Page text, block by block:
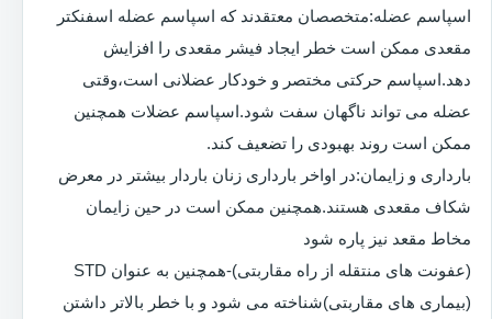
اسپاسم عضله:متخصصان معتقدند که اسپاسم عضله اسفنکتر
مقعدی ممکن است خطر ایجاد فیشر مقعدی را افزایش
دهد.اسپاسم حرکتی مختصر و خودکار عضلانی است،وقتی
عضله می تواند ناگهان سفت شود.اسپاسم عضلات همچنین
ممکن است روند بهبودی را تضعیف کند.
بارداری و زایمان:در اواخر بارداری زنان باردار بیشتر در معرض
شکاف مقعدی هستند.همچنین ممکن است در حین زایمان
مخاط مقعد نیز پاره شود
(عفونت های منتقله از راه مقاربتی)-همچنین به عنوان STD
(بیماری های مقاربتی)شناخته می شود و با خطر بالاتر داشتن